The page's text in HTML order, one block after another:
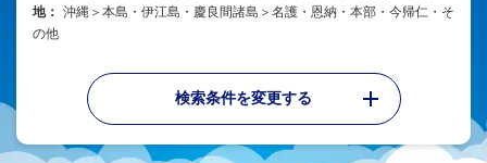
地： 沖縄＞本島・伊江島・慶良間諸島＞名護・恩納・本部・今帰仁・そ
の他
検索条件を変更する